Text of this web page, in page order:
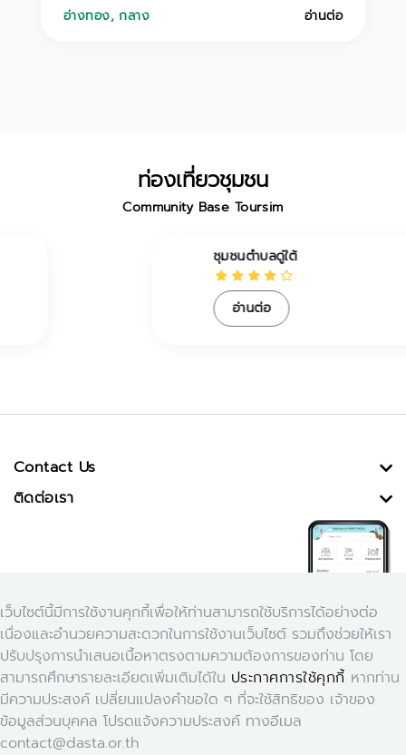
อ่างทอง,กลาง อ่านต่อ
ท่องเที่ยวชุมชน
Community Base Toursim
ชุมชนตำบลดู่ใต้
เว็บไซต์นี้มีการใช้งานคุกกี้เพื่อให้ท่านสามารถใช้บริการได้อย่างต่อ
เนื่องและอำนวยความสะดวกในการใช้งานเว็บไซต์ รวมถึงช่วยให้เรา
ปรับปรุงการนำเสนอเนื้อหาตรงตามความต้องการของท่าน โดย
สามารถศึกษารายละเอียดเพิ่มเติมได้ใน ประกาศการใช้คุกกี้ หากท่าน
มีความประสงค์ เปลี่ยนแปลงคำขอใด ๆ ที่จะใช้สิทธิของ เจ้าของ
ข้อมูลส่วนบุคคล โปรดแจ้งความประสงค์ ทางอีเมล
contact@dasta.or.th
Contact Us
ติดต่อเรา
Download Application Smart Dasta